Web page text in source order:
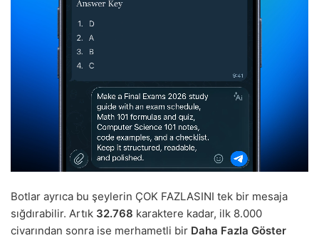
Botlar ayrıca bu şeylerin ÇOK FAZLASINI tek bir mesaja
sığdırabilir. Artık 32.768 karaktere kadar, ilk 8.000
civarından sonra ise merhametli bir Daha Fazla Göster